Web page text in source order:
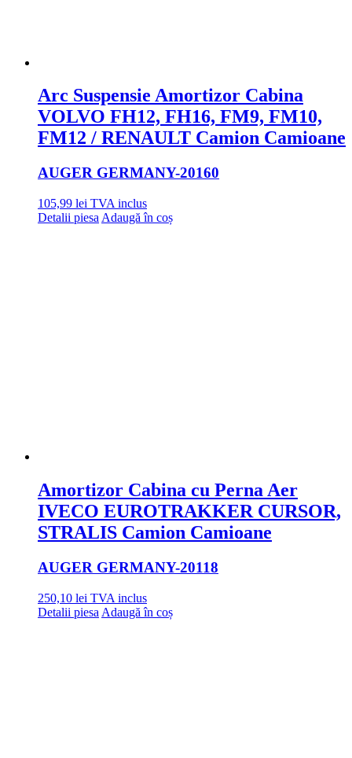
Arc Suspensie Amortizor Cabina
VOLVO FH12, FH16, FM9, FM10,
FM12 / RENAULT Camion Camioane
AUGER GERMANY-20160
105,99 lei TVA inclus
Detalii piesa Adaugă în coș
Amortizor Cabina cu Perna Aer
IVECO EUROTRAKKER CURSOR,
STRALIS Camion Camioane
AUGER GERMANY-20118
250,10 lei TVA inclus
Detalii piesa Adaugă în coș